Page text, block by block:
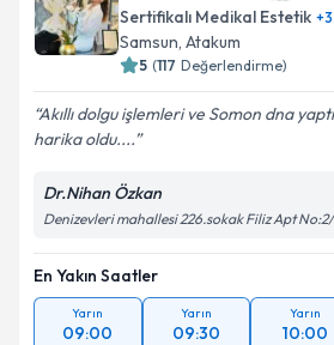
Sertifikalı Medikal Estetik +3
Samsun, Atakum
5 (117 Değerlendirme)
Akıllı dolgu işlemleri ve Somon dna
harika oldu....
Dr.Nihan Özkan
Denizevleri mahallesi 226.sokak Filiz Apt
En Yakın Saatler
Yarın
09:00
Yarın
09:30
Yarın
10:00